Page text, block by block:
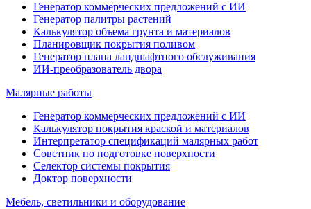
Генератор коммерческих предложений с ИИ
Генератор палитры растений
Калькулятор объема грунта и материалов
Планировщик покрытия поливом
Генератор плана ландшафтного обслуживания
ИИ-преобразователь двора
Малярные работы
Генератор коммерческих предложений с ИИ
Калькулятор покрытия краской и материалов
Интерпретатор спецификаций малярных работ
Советник по подготовке поверхности
Селектор системы покрытия
Доктор поверхности
Мебель, светильники и оборудование